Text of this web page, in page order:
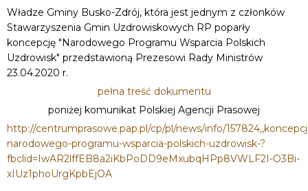
Władze Gminy Busko-Zdrój, która jest jednym z członków
Stawarzyszenia Gmin Uzdrowiskowych RP poparły
koncepcję "Narodowego Programu Wsparcia Polskich
Uzdrowisk" przedstawioną Prezesowi Rady Ministrów
23.04.2020 r.
pełna treść dokumentu
poniżej komunikat Polskiej Agencji Prasowej
http://centrumprasowe.pap.pl/cp/pl/news/info/
narodowego-programu-wsparcia-polskich-uzdrowisk-?
fbclid=IwAR2lffEB8a2iKbPoDD9eMxubqHPp8VWLF2I-O3Bi-
xIUz1phoUrgKpbEjOA